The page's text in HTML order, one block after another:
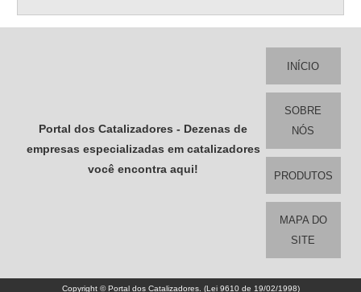
Portal dos Catalizadores - Dezenas de
empresas especializadas em catalizadores
você encontra aqui!
INÍCIO
SOBRE
NÓS
PRODUTOS
MAPA DO
SITE
Copyright © Portal dos Catalizadores. (Lei 9610 de 19/02/1998)